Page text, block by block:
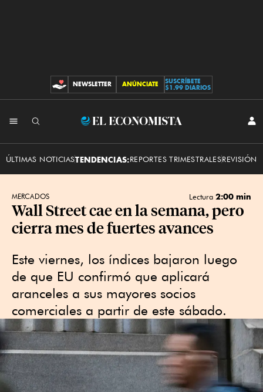
CONTRIBUCIONES
NEWSLETTER ANÚNCIATE
SUSCRÍBETE
$1.99 DIARIOS
El
ÚLTIMAS NOTICIASTENDENCIAS:REPORTES TRIMESTRALESREVISIÓN
MERCADOS Lectura 2:00 min
Wall Street cae en la semana, pero
cierra mes de fuertes avances
Este viernes, los índices bajaron luego
de que EU confirmó que aplicará
aranceles a sus mayores socios
comerciales a partir de este sábado.